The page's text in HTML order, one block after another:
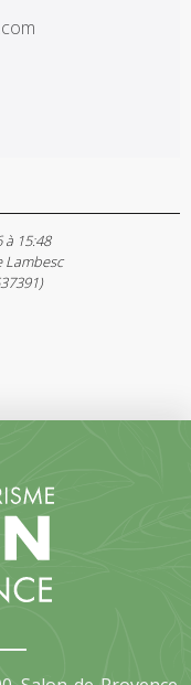
à 15:48
Lambesc
)